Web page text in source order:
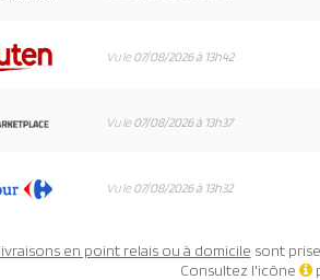
Vu le07/08/2026 à 13h42
Vu le07/08/2026 à 13h37
Vu le07/08/2026 à 13h32
livraisons en point relais ou à domicile sont
Consultez l'icône